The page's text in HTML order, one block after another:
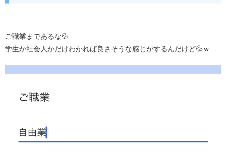
ご職業まであるな💦
学生か社会人かだけわかれば良さそうな感じがするんだけど💦ｗ